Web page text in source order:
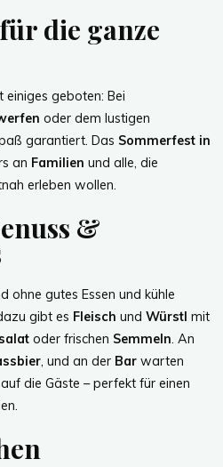
die ganze
einiges geboten: Bei
oder dem lustigen
garantiert. Das Sommerfest in
an Familien und alle, die
erleben wollen.
&
ohne gutes Essen und kühle
gibt es Fleisch und Würstl mit
oder frischen Semmeln. An
, und an der Bar warten
auf die Gäste – perfekt für einen